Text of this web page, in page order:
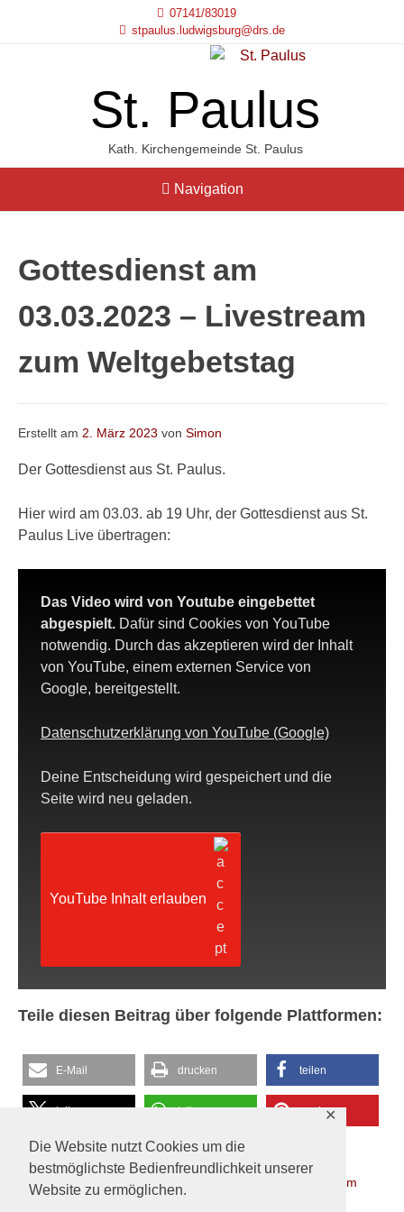
Die Website nutzt Cookies um die
bestmöglichste Bedienfreundlichkeit unserer
Website zu ermöglichen.
✕
07141/83019
stpaulus.ludwigsburg@drs.de
St. Paulus
Kath. Kirchengemeinde St. Paulus
Navigation
Gottesdienst am
03.03.2023 – Livestream
zum Weltgebetstag
Erstellt am 2. März 2023 von Simon
Der Gottesdienst aus St. Paulus.
Hier wird am 03.03. ab 19 Uhr, der Gottesdienst aus St.
Paulus Live übertragen:
Das Video wird von Youtube eingebettet
abgespielt. Dafür sind Cookies von YouTube
notwendig. Durch das akzeptieren wird der Inhalt
von YouTube, einem externen Service von
Google, bereitgestellt.
Datenschutzerklärung von YouTube (Google)
Deine Entscheidung wird gespeichert und die
Seite wird neu geladen.
YouTube Inhalt erlauben
Teile diesen Beitrag über folgende Plattformen:
E-Mail drucken teilen
teilen teilen merken
RSS-feed teilen
Erstellt in Onlineangebot Livestream